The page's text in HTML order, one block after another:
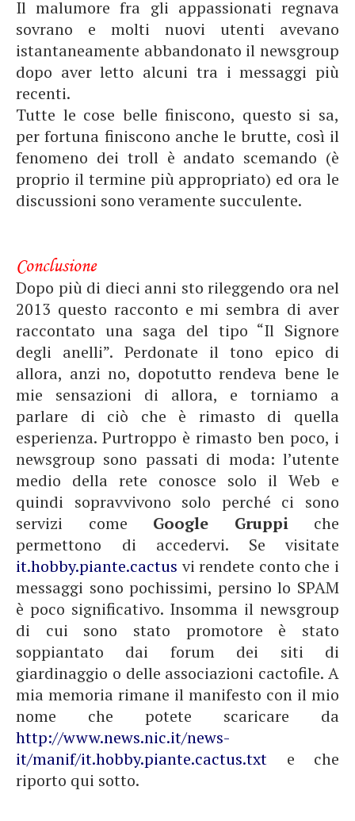
Il malumore fra gli appassionati regnava
sovrano e molti nuovi utenti avevano
istantaneamente abbandonato il newsgroup
dopo aver letto alcuni tra i messaggi più
recenti.
Tutte le cose belle finiscono, questo si sa,
per fortuna finiscono anche le brutte, così il
fenomeno dei troll è andato scemando (è
proprio il termine più appropriato) ed ora le
discussioni sono veramente succulente.
Conclusione
Dopo più di dieci anni sto rileggendo ora nel
2013 questo racconto e mi sembra di aver
raccontato una saga del tipo “Il Signore
degli anelli”. Perdonate il tono epico di
allora, anzi no, dopotutto rendeva bene le
mie sensazioni di allora, e torniamo a
parlare di ciò che è rimasto di quella
esperienza. Purtroppo è rimasto ben poco, i
newsgroup sono passati di moda: l’utente
medio della rete conosce solo il Web e
quindi sopravvivono solo perché ci sono
servizi come Google Gruppiche
permettono di accedervi. Se visitate
it.hobby.piante.cactus vi rendete conto che i
messaggi sono pochissimi, persino lo SPAM
è poco significativo. Insomma il newsgroup
di cui sono stato promotore è stato
soppiantato dai forum dei siti di
giardinaggio o delle associazioni cactofile. A
mia memoria rimane il manifesto con il mio
nome che potete scaricare da
http://www.news.nic.it/news-
it/manif/it.hobby.piante.cactus.txt e che
riporto qui sotto.